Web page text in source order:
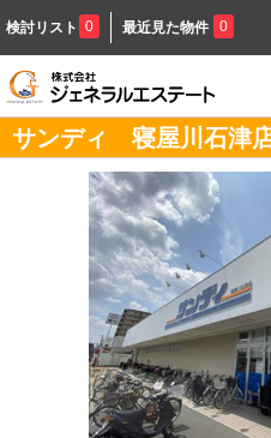
検討リスト 0 最近見た物件 0
サンディ 寝屋川石津